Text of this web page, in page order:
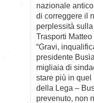
nazionale
di correggere il
perplessità
Trasporti
“Gravi,
presidente
migliaia di
stare più in
della Lega –
prevenuto, non